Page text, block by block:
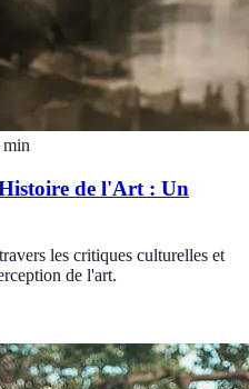
min
de l'Art : Un
les critiques culturelles et
de l'art.